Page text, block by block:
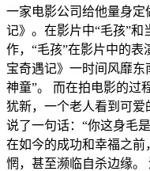
一家电影公司给他量身
记》。在影片中“毛孩”
作，“毛孩”在影片中的
宝奇遇记》一时间风靡
神童”。 而在拍电影的过
犹新，一个老人看到可爱
说了一句话：“你这身毛
在如今的成功和幸福之
惘，甚至濒临自杀边缘